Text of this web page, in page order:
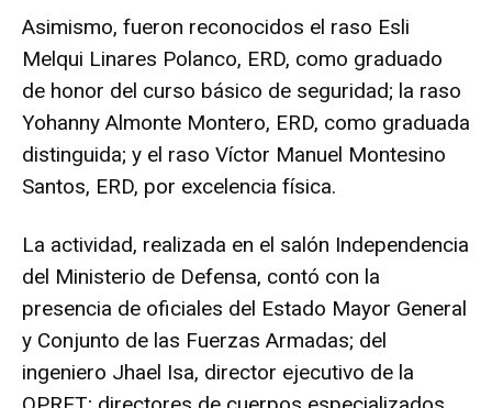
Asimismo, fueron reconocidos el raso Esli
Melqui Linares Polanco, ERD, como graduado
de honor del curso básico de seguridad; la raso
Yohanny Almonte Montero, ERD, como graduada
distinguida; y el raso Víctor Manuel Montesino
Santos, ERD, por excelencia física.
La actividad, realizada en el salón Independencia
del Ministerio de Defensa, contó con la
presencia de oficiales del Estado Mayor General
y Conjunto de las Fuerzas Armadas; del
ingeniero Jhael Isa, director ejecutivo de la